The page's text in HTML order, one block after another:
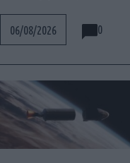
06/08/2026 0